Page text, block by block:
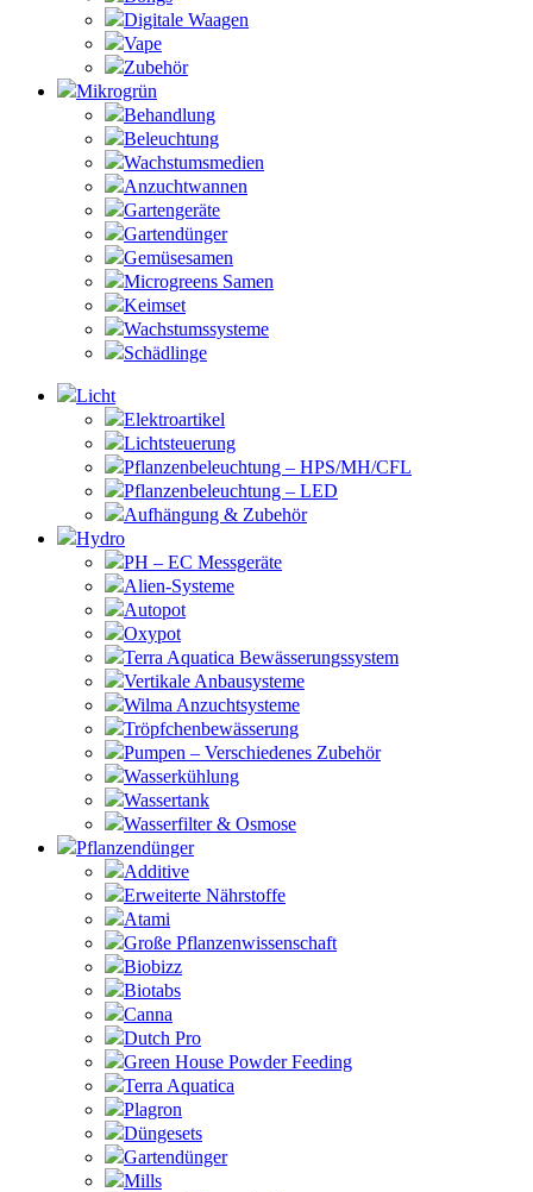
Digitale Waagen
Vape
Zubehör
Mikrogrün
Behandlung
Beleuchtung
Wachstumsmedien
Anzuchtwannen
Gartengeräte
Gartendünger
Gemüsesamen
Microgreens Samen
Keimset
Wachstumssysteme
Schädlinge
Licht
Elektroartikel
Lichtsteuerung
Pflanzenbeleuchtung – HPS/MH/CFL
Pflanzenbeleuchtung – LED
Aufhängung & Zubehör
Hydro
PH – EC Messgeräte
Alien-Systeme
Autopot
Oxypot
Terra Aquatica Bewässerungssystem
Vertikale Anbausysteme
Wilma Anzuchtsysteme
Tröpfchenbewässerung
Pumpen – Verschiedenes Zubehör
Wasserkühlung
Wassertank
Wasserfilter & Osmose
Pflanzendünger
Additive
Erweiterte Nährstoffe
Atami
Große Pflanzenwissenschaft
Biobizz
Biotabs
Canna
Dutch Pro
Green House Powder Feeding
Terra Aquatica
Plagron
Düngesets
Gartendünger
Mills